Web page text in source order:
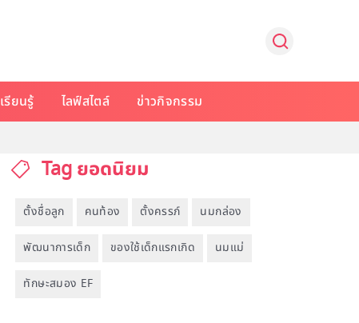
รียนรู้ ไลฟ์สไตล์ ข่าวกิจกรรม
Tag ยอดนิยม
ตั้งชื่อลูก คนท้อง ตั้งครรภ์ นมกล่อง
พัฒนาการเด็ก ของใช้เด็กแรกเกิด นมแม่
ทักษะสมอง EF